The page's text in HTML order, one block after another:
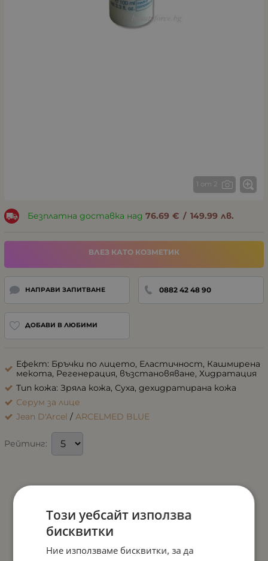
1 от 2
Безплатна доставка над 76.69 € / 149.99 лв.
ВЛЕЗ КАТО КОЗМЕТИК
НАПРАВИ ЗАПИТВАНЕ 0882 42 48 90
ДОБАВИ В ЛЮБИМИ
Ефект: Бръчки по лицето, Еластичност, Кашмирена
мекота, Регенерация, възстановяване, Хидратация
Тип кожа: Зряла кожа, Суха, дехидратирана кожа
Серум за лице
Jean D'Arcel / ARCELMED BLUE
Рейтинг:
Този уебсайт използва
бисквитки
Ние използваме бисквитки, за да